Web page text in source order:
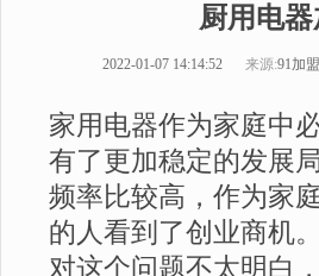
厨用电
2022-01-07 14:14:52 来源:91加
家用电器作为家庭中
有了更加稳定的发展
频率比较高，作为家
的人看到了创业商机
对这个问题不太明白